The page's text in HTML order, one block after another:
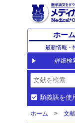
ホーム
最新情報・
詳細検
類義語を使
ホーム 文献